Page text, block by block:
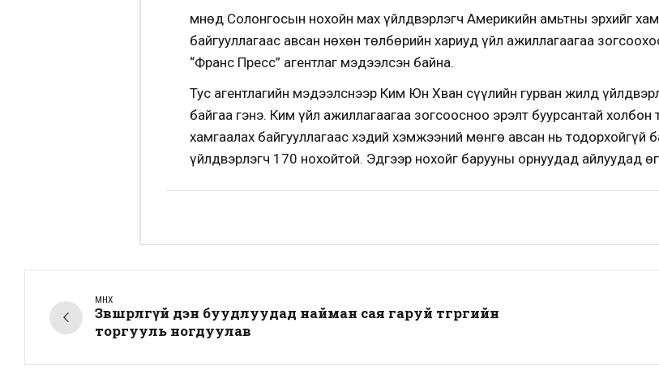
Өмнөд Солонгосын нохойн мах үйлдвэрлэгч Америкийн амьтны эрхийг
байгууллагаас авсан нөхөн төлбөрийн хариуд үйл ажиллагаагаа
“Франс Пресс” агентлаг мэдээлсэн байна.
Тус агентлагийн мэдээлснээр Ким Юн Хван сүүлийн гурван жилд
байгаа гэнэ. Ким үйл ажиллагаагаа зогсоосноо эрэлт буурсантай
хамгаалах байгууллагаас хэдий хэмжээний мөнгө авсан нь
үйлдвэрлэгч 170 нохойтой. Эдгээр нохойг барууны орнуудад айлуудад
ӨМНӨХ
Зөвшөөрөлгүй дэн буудлуудад найман сая гаруй төгрөгийн
торгууль ногдуулав